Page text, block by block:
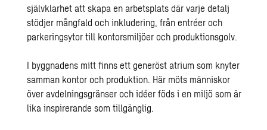
självklarhet att skapa en arbetsplats där varje detalj
stödjer mångfald och inkludering, från entréer och
parkeringsytor till kontorsmiljöer och produktionsgolv.
I byggnadens mitt finns ett generöst atrium som knyter
samman kontor och produktion. Här möts människor
över avdelningsgränser och idéer föds i en miljö som är
lika inspirerande som tillgänglig.